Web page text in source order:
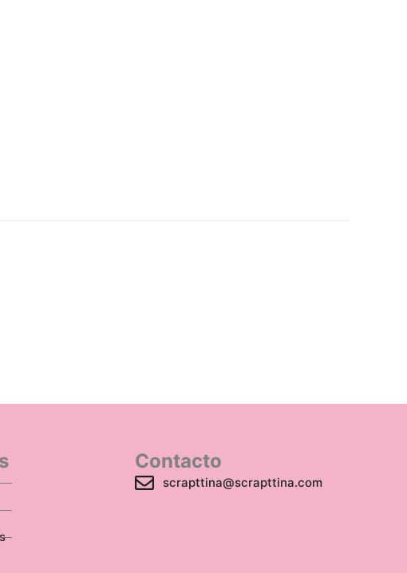
Contacto
scrapttina@scrapttina.com